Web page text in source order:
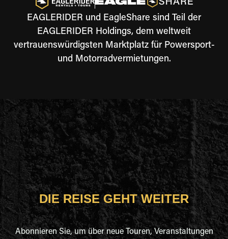
EAGLERIDER und EagleShare sind Teil der
EAGLERIDER Holdings, dem weltweit
vertrauenswürdigsten Marktplatz für Powersport-
und Motorradvermietungen.
DIE REISE GEHT WEITER
Abonnieren Sie, um über neue Touren, Veranstaltungen